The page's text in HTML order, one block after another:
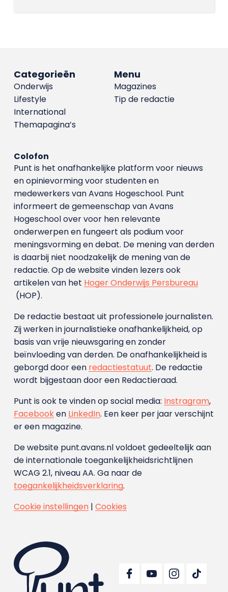
Menu
Magazines
Tip de redactie
Categorieën
Onderwijs
Lifestyle
International
Themapagina’s
Colofon
Punt is het onafhankelijke platform voor nieuws
en opinievorming voor studenten en
medewerkers van Avans Hoge­school. Punt
informeert de gemeenschap van Avans
Hogeschool over voor hen relevante
onderwerpen en fungeert als podium voor
meningsvorming en debat. De mening van derden
is daarbij niet noodzakelijk de mening van de
redactie. Op de website vinden lezers ook
artikelen van het Hoger Onderwijs Persbureau
(HOP).
De redactie bestaat uit professionele journalisten.
Zij werken in journalistieke onafhankelijkheid, op
basis van vrije nieuwsgaring en zonder
beïnvloeding van derden. De onafhankelijkheid is
geborgd door een redactiestatuut. De redactie
wordt bijgestaan door een Redactieraad.
Punt is ook te vinden op social media: Instragram,
Facebooken LinkedIn. Een keer per jaar verschijnt
er een magazine.
De website punt.avans.nl voldoet gedeeltelijk aan
de internationale toegankelijkheidsrichtlijnen
WCAG 2.1, niveau AA. Ga naar de
toegankelijkheidsverklaring.
Cookie instellingen| Cookies